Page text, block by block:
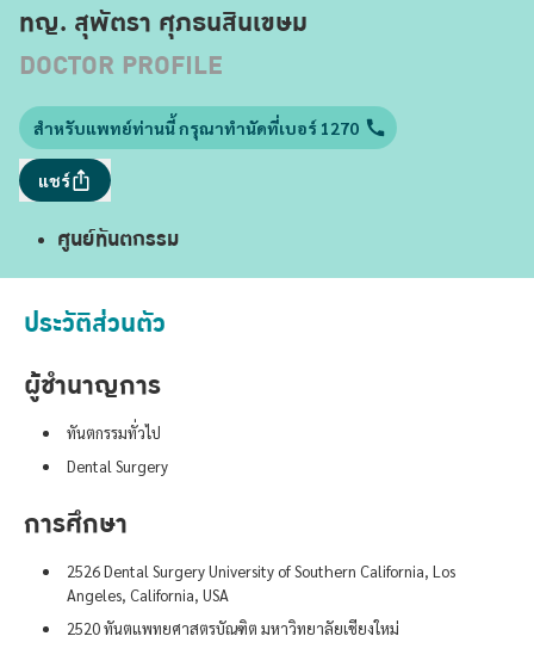
ทญ. สุพัตรา ศุภธนสินเขษม
DOCTOR PROFILE
สำหรับแพทย์ท่านนี้ กรุณาทำนัดที่เบอร์ 1270
แชร์
ศูนย์ทันตกรรม
ประวัติส่วนตัว
ผู้ชำนาญการ
ทันตกรรมทั่วไป
Dental Surgery
การศึกษา
2526 Dental Surgery University of Southern California, Los
Angeles, California, USA
2520 ทันตแพทยศาสตรบัณฑิต มหาวิทยาลัยเชียงใหม่